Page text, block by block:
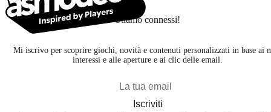
Stiamo connessi!
Mi iscrivo per scoprire giochi, novità e contenuti personalizzati in base ai
interessi e alle aperture e ai clic delle email.
Iscriviti